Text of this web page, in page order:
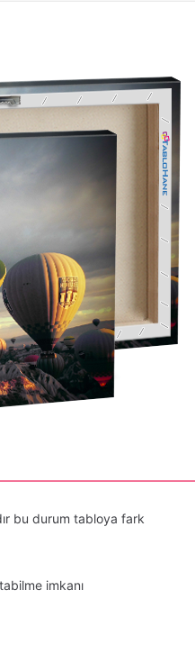
bu durum tabloya fark
imkanı